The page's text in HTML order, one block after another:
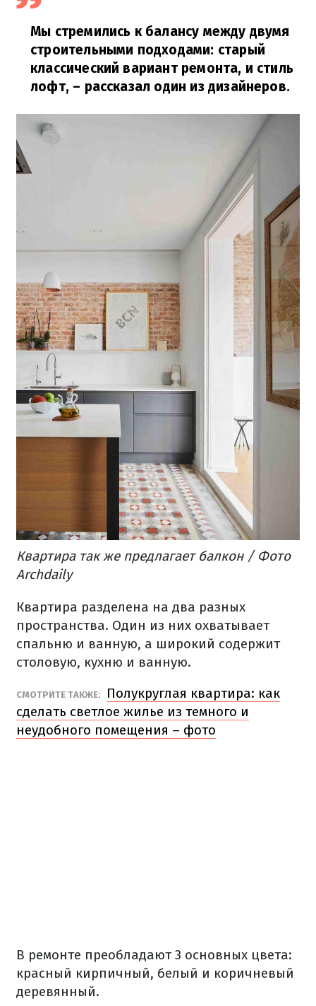
Мы стремились к балансу между двумя
строительными подходами: старый
классический вариант ремонта, и стиль
лофт, – рассказал один из дизайнеров.
Квартира так же предлагает балкон / Фото
Archdaily
Квартира разделена на два разных
пространства. Один из них охватывает
спальню и ванную, а широкий содержит
столовую, кухню и ванную.
СМОТРИТЕ ТАКЖЕ:
Полукруглая квартира: как
сделать светлое жилье из темного и
неудобного помещения – фото
В ремонте преобладают 3 основных цвета:
красный кирпичный, белый и коричневый
деревянный.